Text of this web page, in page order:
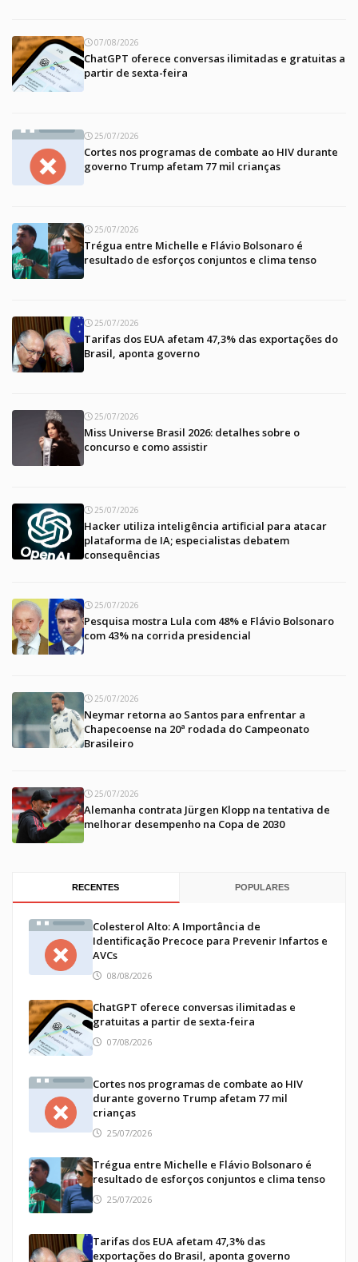
07/08/2026
ChatGPT oferece conversas ilimitadas e gratuitas a
partir de sexta-feira
25/07/2026
Cortes nos programas de combate ao HIV durante
governo Trump afetam 77 mil crianças
25/07/2026
Trégua entre Michelle e Flávio Bolsonaro é
resultado de esforços conjuntos e clima tenso
25/07/2026
Tarifas dos EUA afetam 47,3% das exportações do
Brasil, aponta governo
25/07/2026
Miss Universe Brasil 2026: detalhes sobre o
concurso e como assistir
25/07/2026
Hacker utiliza inteligência artificial para atacar
plataforma de IA; especialistas debatem
consequências
25/07/2026
Pesquisa mostra Lula com 48% e Flávio Bolsonaro
com 43% na corrida presidencial
25/07/2026
Neymar retorna ao Santos para enfrentar a
Chapecoense na 20ª rodada do Campeonato
Brasileiro
25/07/2026
Alemanha contrata Jürgen Klopp na tentativa de
melhorar desempenho na Copa de 2030
RECENTES POPULARES
Colesterol Alto: A Importância de
Identificação Precoce para Prevenir Infartos e
AVCs
08/08/2026
ChatGPT oferece conversas ilimitadas e
gratuitas a partir de sexta-feira
07/08/2026
Cortes nos programas de combate ao HIV
durante governo Trump afetam 77 mil
crianças
25/07/2026
Trégua entre Michelle e Flávio Bolsonaro é
resultado de esforços conjuntos e clima tenso
25/07/2026
Tarifas dos EUA afetam 47,3% das
exportações do Brasil, aponta governo